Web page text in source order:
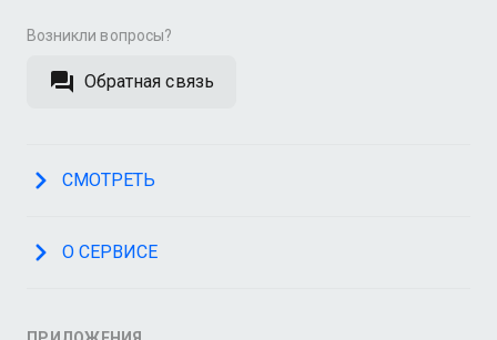
Возникли вопросы?
Обратная связь
СМОТРЕТЬ
О СЕРВИСЕ